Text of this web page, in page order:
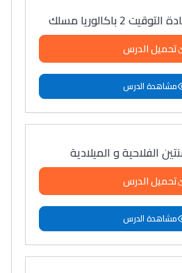
2 باكالوريا مسلك
تحميل الدرس
مشاهدة الدرس
الفلاحية و الميلادية
تحميل الدرس
مشاهدة الدرس